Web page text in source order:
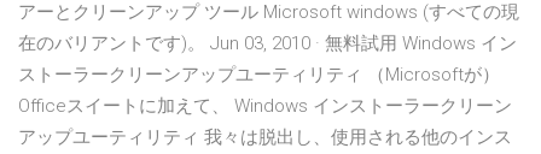
アーとクリーンアップ ツール Microsoft windows (すべての現
在のバリアントです)。 Jun 03, 2010 · 無料試用 Windows イン
ストーラークリーンアップユーティリティ （Microsoftが）
Officeスイートに加えて、 Windows インストーラークリーン
アップユーティリティ 我々は脱出し、使用される他のインス